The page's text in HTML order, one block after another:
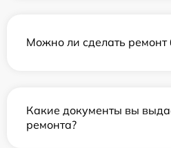
Можно ли сделать ремонт
Какие документы вы
ремонта?